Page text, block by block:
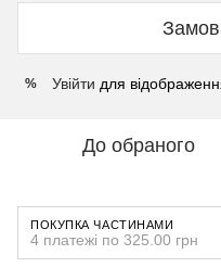
% Увійти для
До обраного
ПОКУПКА ЧАСТИНАМИ
4 платежі по 325.00 грн